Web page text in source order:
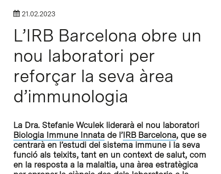
21.02.2023
L’IRB Barcelona obre un
nou laboratori per
reforçar la seva àrea
d’immunologia
La Dra. Stefanie Wculek liderarà el nou laboratori
Biologia Immune Innatade l’IRB Barcelona, que se
centrarà en l’estudi del sistema immune i la seva
funció als teixits, tant en un context de salut, com
en la resposta a la malaltia, una àrea estratègica